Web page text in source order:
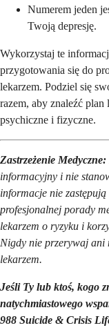
Numerem jeden
Twoją depresję.
Wykorzystaj te
przygotowania się do
lekarzem. Podziel się
razem, aby znaleźć
psychiczne i fizyczne.
Zastrzeżenie Medyczne:
informacyjny i nie
informacje nie
profesjonalnej porady
lekarzem o ryzyku i
Nigdy nie przerywaj ani
lekarzem.
Jeśli Ty lub ktoś, kogo
natychmiastowego
988 Suicide & Crisis